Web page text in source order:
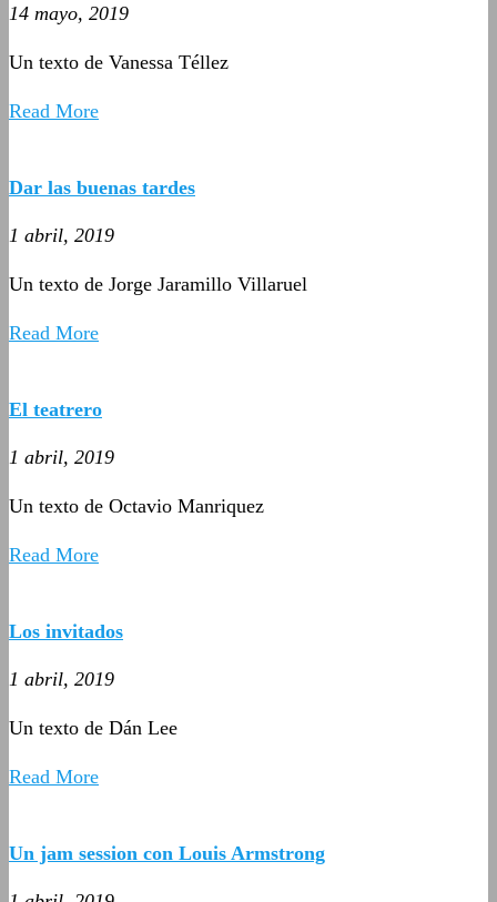
14 mayo, 2019
Un texto de Vanessa Téllez
Read More
Dar las buenas tardes
1 abril, 2019
Un texto de Jorge Jaramillo Villaruel
Read More
El teatrero
1 abril, 2019
Un texto de Octavio Manriquez
Read More
Los invitados
1 abril, 2019
Un texto de Dán Lee
Read More
Un jam session con Louis Armstrong